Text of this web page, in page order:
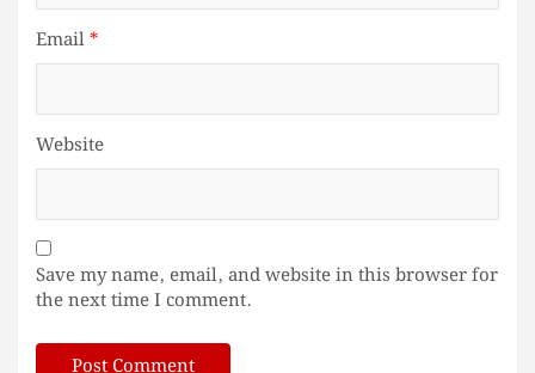
Email*
Website
Save my name, email, and website in this browser for
the next time I comment.